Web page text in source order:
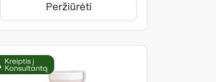
Peržiūrėti